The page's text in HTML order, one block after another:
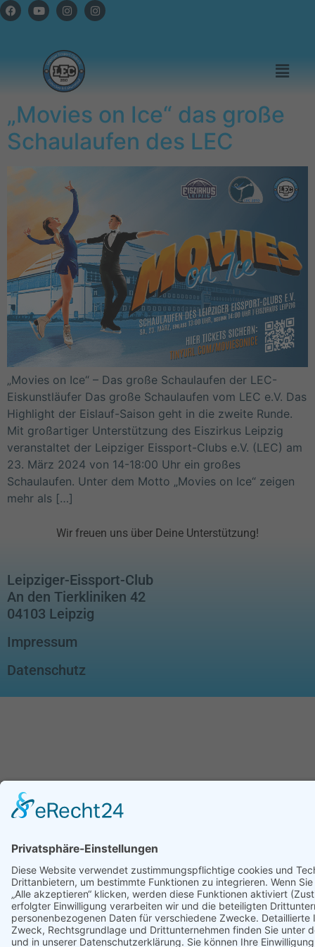
„Movies on Ice“ das große
Schaulaufen des LEC
„Movies on Ice“ – Das große Schaulaufen der LEC-
Eiskunstläufer Das große Schaulaufen vom LEC e.V. Das
Highlight der Eislauf-Saison geht in die zweite Runde.
Mit großartiger Unterstützung des Eiszirkus Leipzig
veranstaltet der Leipziger Eissport-Clubs e.V. (LEC) am
23. März 2024 von 14-18:00 Uhr ein großes
Schaulaufen. Unter dem Motto „Movies on Ice“ zeigen
mehr als […]
Leipziger-Eissport-Club
An den Tierkliniken 42
04103 Leipzig
Impressum
Datenschutz
Wir freuen uns über Deine Unterstützung!